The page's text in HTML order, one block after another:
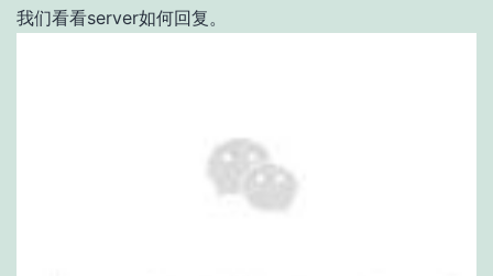
我们看看server如何回复。